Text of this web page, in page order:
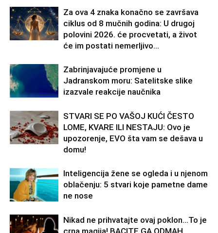
Za ova 4 znaka konačno se završava
ciklus od 8 mučnih godina: U drugoj
polovini 2026. će procvetati, a život
će im postati nemerljivo...
Zabrinjavajuće promjene u
Jadranskom moru: Satelitske slike
izazvale reakcije naučnika
STVARI SE PO VAŠOJ KUĆI ČESTO
LOME, KVARE ILI NESTAJU: Ovo je
upozorenje, EVO šta vam se dešava u
domu!
Inteligencija žene se ogleda i u njenom
oblačenju: 5 stvari koje pametne dame
ne nose
Nikad ne prihvatajte ovaj poklon…To je